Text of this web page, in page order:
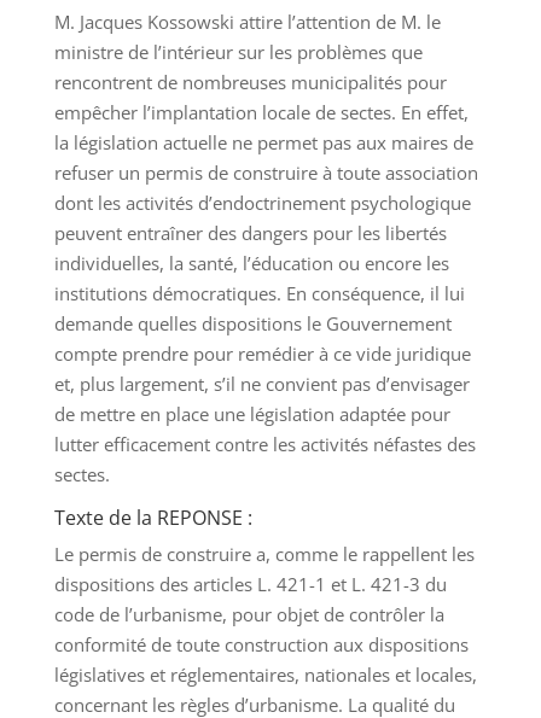
M. Jacques Kossowski attire l’attention de M. le
ministre de l’intérieur sur les problèmes que
rencontrent de nombreuses municipalités pour
empêcher l’implantation locale de sectes. En effet,
la législation actuelle ne permet pas aux maires de
refuser un permis de construire à toute association
dont les activités d’endoctrinement psychologique
peuvent entraîner des dangers pour les libertés
individuelles, la santé, l’éducation ou encore les
institutions démocratiques. En conséquence, il lui
demande quelles dispositions le Gouvernement
compte prendre pour remédier à ce vide juridique
et, plus largement, s’il ne convient pas d’envisager
de mettre en place une législation adaptée pour
lutter efficacement contre les activités néfastes des
sectes.
Texte de la REPONSE :
Le permis de construire a, comme le rappellent les
dispositions des articles L. 421-1 et L. 421-3 du
code de l’urbanisme, pour objet de contrôler la
conformité de toute construction aux dispositions
législatives et réglementaires, nationales et locales,
concernant les règles d’urbanisme. La qualité du